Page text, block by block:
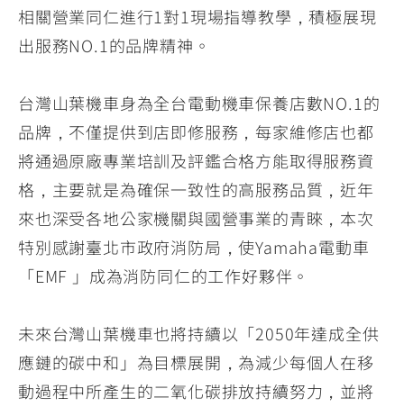
相關營業同仁進行1對1現場指導教學，積極展現
出服務NO.1的品牌精神。
台灣山葉機車身為全台電動機車保養店數NO.1的
品牌，不僅提供到店即修服務，每家維修店也都
將通過原廠專業培訓及評鑑合格方能取得服務資
格，主要就是為確保一致性的高服務品質，近年
來也深受各地公家機關與國營事業的青睞，本次
特別感謝臺北市政府消防局，使Yamaha電動車
「EMF 」成為消防同仁的工作好夥伴。
未來台灣山葉機車也將持續以「2050年達成全供
應鏈的碳中和」為目標展開，為減少每個人在移
動過程中所產生的二氧化碳排放持續努力，並將